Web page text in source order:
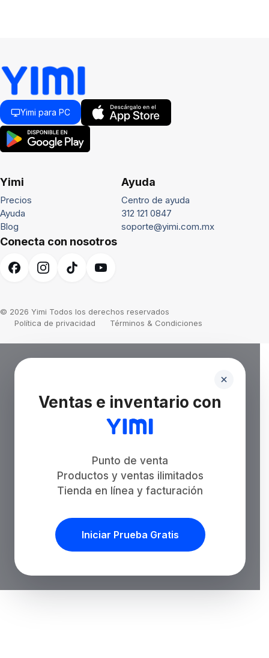
Yimi para PC
Yimi
Precios
Ayuda
Blog
Ayuda
Centro de ayuda
312 121 0847
soporte@yimi.com.mx
Conecta con nosotros
© 2026 Yimi Todos los derechos reservados
Política de privacidad
Términos & Condiciones
Ventas e inventario con
Punto de venta
Productos y ventas ilimitados
Tienda en línea y facturación
Iniciar Prueba Gratis